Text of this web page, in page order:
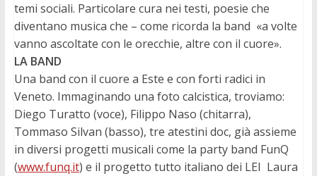
temi sociali. Particolare cura nei testi, poesie che
diventano musica che – come ricorda la band  «a volte
vanno ascoltate con le orecchie, altre con il cuore».
LA BAND
Una band con il cuore a Este e con forti radici in
Veneto. Immaginando una foto calcistica, troviamo:
Diego Turatto (voce), Filippo Naso (chitarra),
Tommaso Silvan (basso), tre atestini doc, già assieme
in diversi progetti musicali come la party band FunQ
(www.funq.it) e il progetto tutto italiano dei LEI  Laura